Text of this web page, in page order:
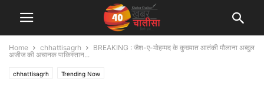
Home chhattisagrh
BREAKING : जैश-ए-मोहम्मद के कुख्यात आतंकी मौलाना अब्दुल
अजीज की अचानक पाकिस्तान...
chhattisagrh Trending Now